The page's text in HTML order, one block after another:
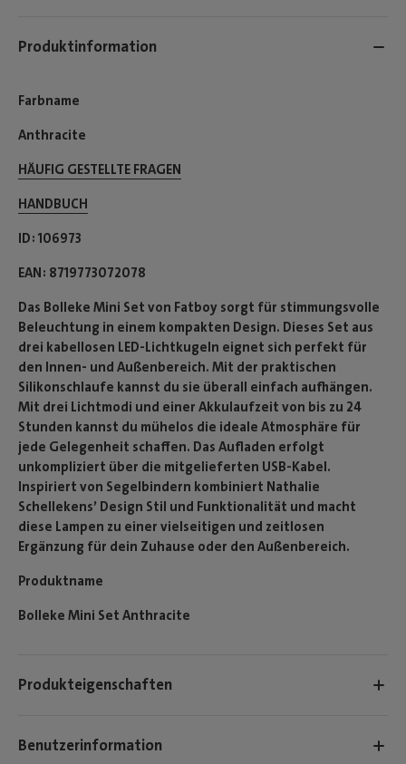
Produktinformation
Farbname
Anthracite
HÄUFIG GESTELLTE FRAGEN
HANDBUCH
ID 106973
EAN 8719773072078
Das Bolleke Mini Set von Fatboy sorgt für stimmungsvolle
Beleuchtung in einem kompakten Design. Dieses Set aus
drei kabellosen LED-Lichtkugeln eignet sich perfekt für
den Innen- und Außenbereich. Mit der praktischen
Silikonschlaufe kannst du sie überall einfach aufhängen.
Mit drei Lichtmodi und einer Akkulaufzeit von bis zu 24
Stunden kannst du mühelos die ideale Atmosphäre für
jede Gelegenheit schaffen. Das Aufladen erfolgt
unkompliziert über die mitgelieferten USB-Kabel.
Inspiriert von Segelbindern kombiniert Nathalie
Schellekens’ Design Stil und Funktionalität und macht
diese Lampen zu einer vielseitigen und zeitlosen
Ergänzung für dein Zuhause oder den Außenbereich.
Produktname
Bolleke Mini Set Anthracite
Produkteigenschaften
Benutzerinformation